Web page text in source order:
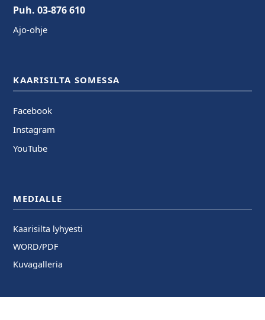
Puh. 03-876 610
Ajo-ohje
KAARISILTA SOMESSA
Facebook
Instagram
YouTube
MEDIALLE
Kaarisilta lyhyesti
WORD/PDF
Kuvagalleria